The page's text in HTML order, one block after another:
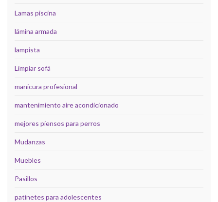
Lamas piscina
lámina armada
lampista
Limpiar sofá
manicura profesional
mantenimiento aire acondicionado
mejores piensos para perros
Mudanzas
Muebles
Pasillos
patinetes para adolescentes